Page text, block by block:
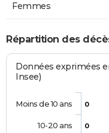
Femmes
Répartition des
Données exprimées
Insee)
0
0
Moins de 10 ans
10-20 ans